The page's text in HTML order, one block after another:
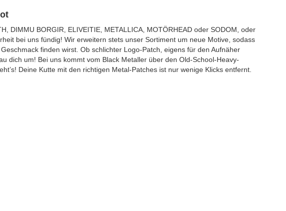
DIMMU BORGIR, ELIVEITIE, METALLICA, MOTÖRHEAD oder SODOM, oder
bei uns fündig! Wir erweitern stets unser Sortiment um neue Motive, sodass
finden wirst. Ob schlichter Logo-Patch, eigens für den Aufnäher
dich um! Bei uns kommt vom Black Metaller über den Old-School-Heavy-
Deine Kutte mit den richtigen Metal-Patches ist nur wenige Klicks entfernt.